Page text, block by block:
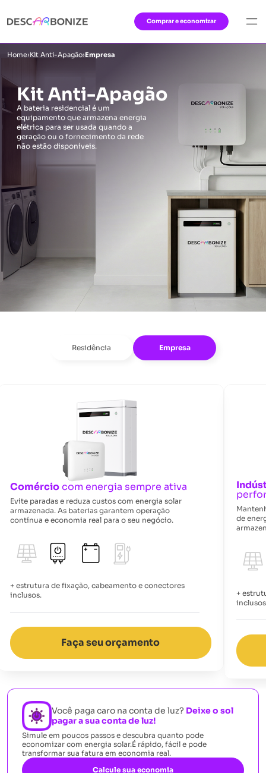
Comprar e economizar
Home›Kit Anti-Apagão›Empresa
Kit Anti-Apagão
A bateria residencial é um
equipamento que armazena energia
elétrica para ser usada quando a
geração ou o fornecimento da rede
não estão disponíveis.
Residência Empresa
Comérciocom energia sempre ativa
Evite paradas e reduza custos com energia solar
armazenada. As baterias garantem operação
contínua e economia real para o seu negócio.
+ estrutura de fixação, cabeamento e conectores
inclusos.
Faça seu orçamento
de
+
Você paga caro na conta de luz? Deixe o sol
pagar a sua conta de luz!
Simule em poucos passos e descubra quanto pode
economizar com energia solar.É rápido, fácil e pode
transformar sua fatura em economia real.
Calcule sua economia